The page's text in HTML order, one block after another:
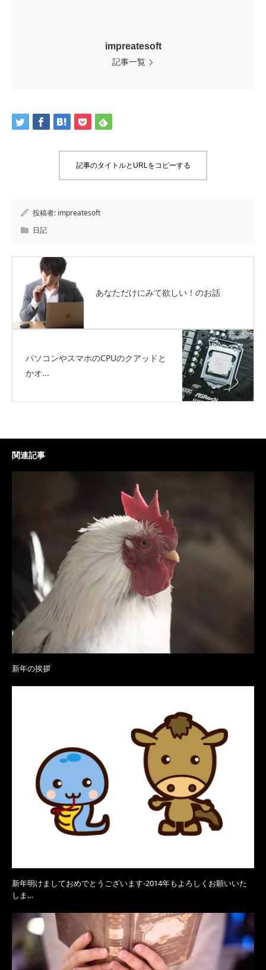
impreatesoft
記事一覧
記事のタイトルとURLをコピーする
投稿者: impreatesoft
日記
あなただけにみて欲しい！のお話
パソコンやスマホのCPUのクアッドと
かオ...
関連記事
新年の挨拶
新年明けましておめでとうございます-2014年もよろしくお願いいた
しま…